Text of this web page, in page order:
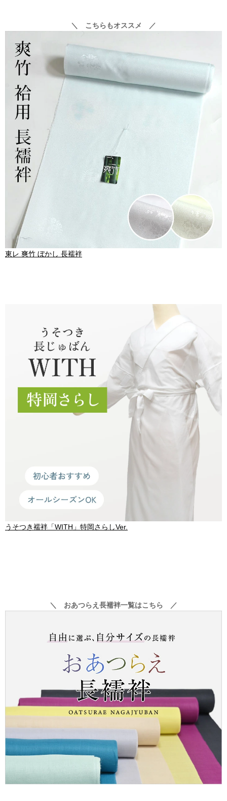
＼ こちらもオススメ ／
東レ 爽竹 ぼかし 長襦袢
うそつき襦袢「WITH」特岡さらしVer.
＼ おあつらえ長襦袢一覧はこちら ／